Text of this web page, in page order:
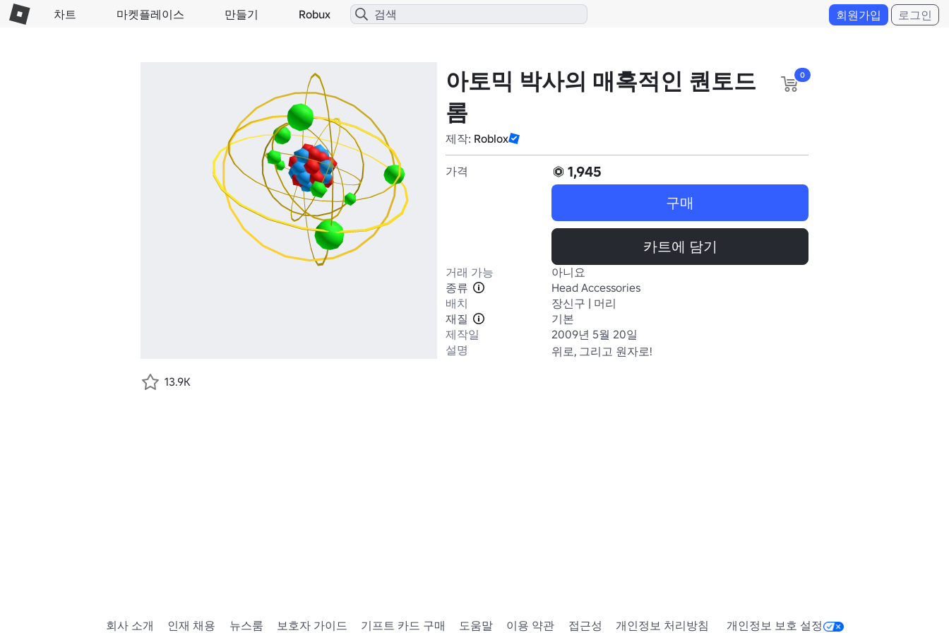
차트 마켓플레이스 만들기 Robux 회원가입 로그인
아토믹 박사의 매혹적인 퀀토드
롬
제작: Roblox
0
가격
1,945
구매
카트에 담기
거래 가능
아니요
종류
Head Accessories
배치
장신구 | 머리
재질
기본
제작일
2009년 5월 20일
설명
위로, 그리고 원자로!
13.9K
회사 소개 인재 채용 뉴스룸 보호자 가이드 기프트 카드 구매 도움말 이용 약관 접근성 개인정보 처리방침 개인정보 보호 설정